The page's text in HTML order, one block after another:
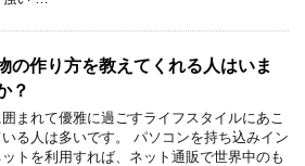
の作り方を教えてくれる人はいま
？
まれて優雅に過ごすライフスタイルにあこ
る人は多いです。 パソコンを持ち込みイン
トを利用すれば、ネット通販で世界中のも